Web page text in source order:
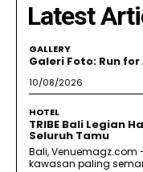
Latest
GALLERY
Galeri Foto: Run
10/08/2026
HOTEL
TRIBE Bali Legian
Seluruh Tamu
Bali, Venuemagz.com
kawasan paling